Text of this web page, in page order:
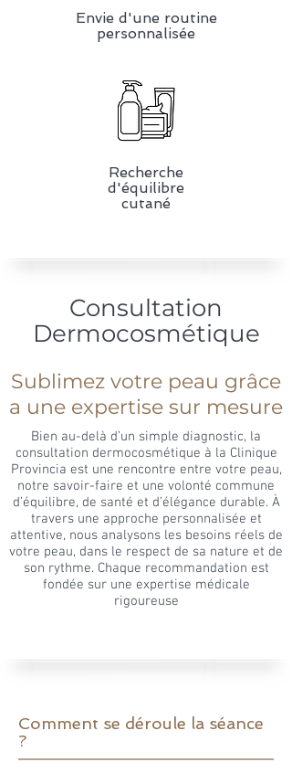
Envie d'une routine
personnalisée
Recherche
d'équilibre
cutané
Consultation
Dermocosmétique
Sublimez votre peau grâce
a une expertise sur mesure
Bien au-delà d’un simple diagnostic, la
consultation dermocosmétique à la Clinique
Provincia est une rencontre entre votre peau,
notre savoir-faire et une volonté commune
d’équilibre, de santé et d’élégance durable. À
travers une approche personnalisée et
attentive, nous analysons les besoins réels de
votre peau, dans le respect de sa nature et de
son rythme. Chaque recommandation est
fondée sur une expertise médicale
rigoureuse
Comment se déroule la séance
?